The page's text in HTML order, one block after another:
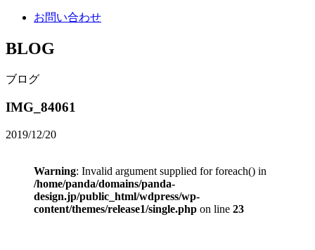
お問い合わせ
BLOG
ブログ
IMG_84061
2019/12/20
Warning: Invalid argument supplied for foreach() in
/home/panda/domains/panda-
design.jp/public_html/wdpress/wp-
content/themes/release1/single.php on line 23